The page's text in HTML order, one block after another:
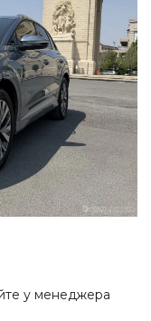
у менеджера